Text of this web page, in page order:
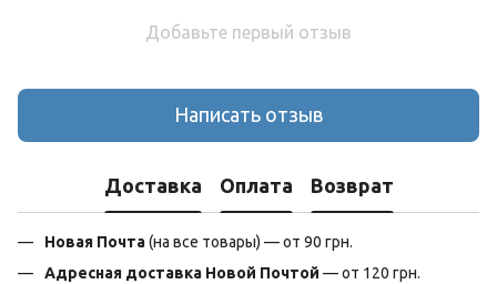
Добавьте первый отзыв
Написать отзыв
Доставка Оплата Возврат
Новая Почта(на все товары) — от 90 грн.
Адресная доставка Новой Почтой — от 120 грн.